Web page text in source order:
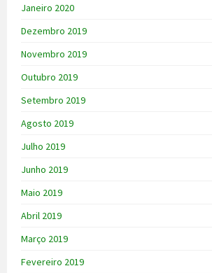
Janeiro 2020
Dezembro 2019
Novembro 2019
Outubro 2019
Setembro 2019
Agosto 2019
Julho 2019
Junho 2019
Maio 2019
Abril 2019
Março 2019
Fevereiro 2019